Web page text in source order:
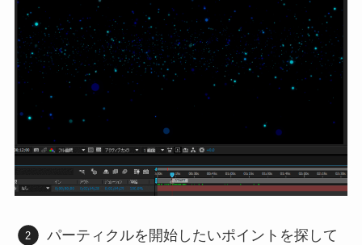
パーティクルを開始したいポイントを探して